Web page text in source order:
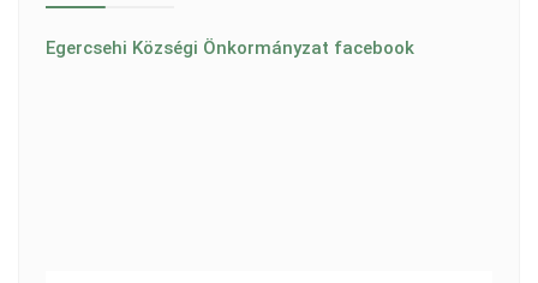
Egercsehi Községi Önkormányzat facebook